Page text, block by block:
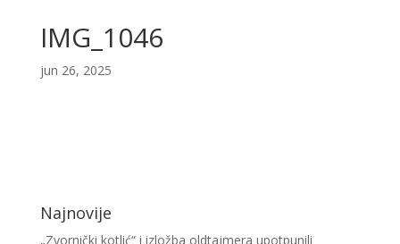
IMG_1046
jun 26, 2025
Najnovije
„Zvornički kotlić“ i izložba oldtajmera upotpunili